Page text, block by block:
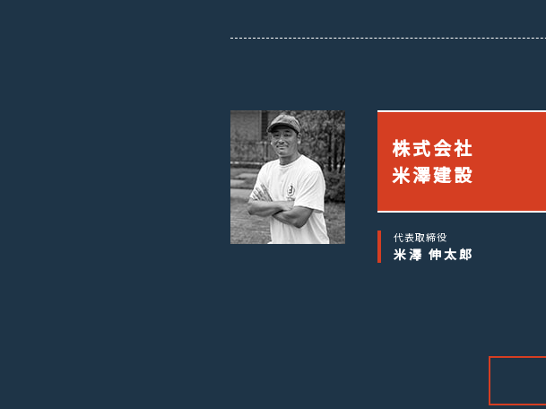
株式会社
米澤建設
代表取締役
米澤 伸太郎